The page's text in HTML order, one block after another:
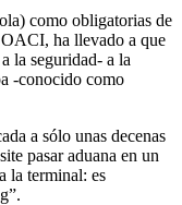
como obligatorias de
OACI, ha llevado a que
la seguridad- a la
-conocido como
a sólo unas decenas
pasar aduana en un
la terminal: es